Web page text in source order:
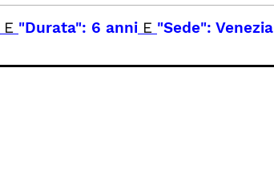
E "Durata": 6 anni E "Sede": Venezia